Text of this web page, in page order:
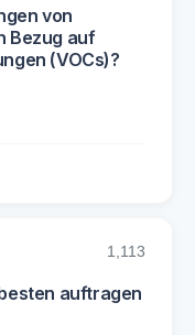
von
Bezug auf
(VOCs)?
1,113
auftragen